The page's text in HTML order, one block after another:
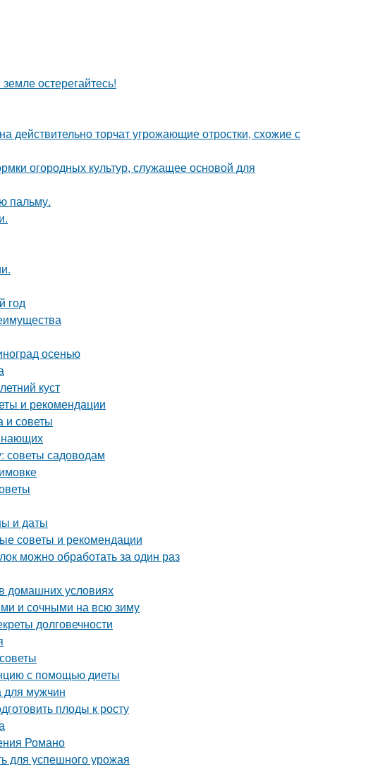
остерегайтесь!
действительно торчат угрожающие отростки, схожие с
огородных культур, служащее основой для
пальму.
год
осенью
куст
и рекомендации
и советы
советы садоводам
и даты
советы и рекомендации
можно обработать за один раз
домашних условиях
и сочными на всю зиму
долговечности
с помощью диеты
для мужчин
плоды к росту
Романо
для успешного урожая